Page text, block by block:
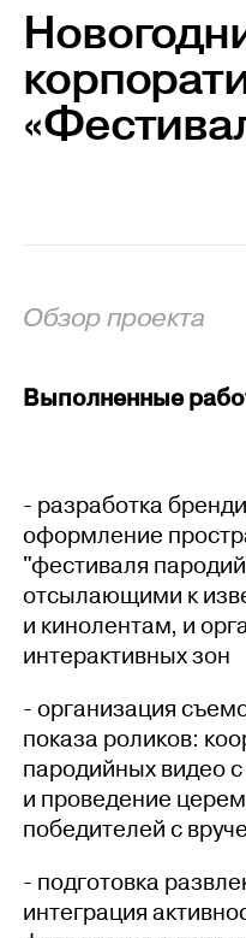
Обзор проекта
Выполненные
- разработка
оформление
"фестиваля
отсылающими к
и кинолентам, и
интерактивных зон
- организация
показа роликов:
пародийных видео
и проведение
победителей с
- подготовка
интеграция